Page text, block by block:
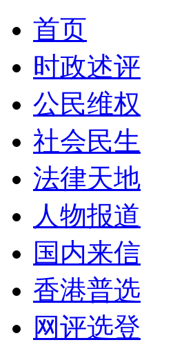
首页
时政述评
公民维权
社会民生
法律天地
人物报道
国内来信
香港普选
网评选登